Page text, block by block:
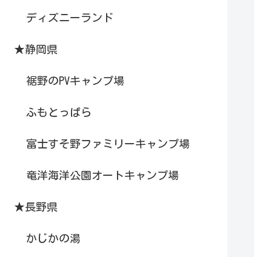
ディズニーランド
★静岡県
裾野のPVキャンプ場
ふもとっぱら
富士すそ野ファミリーキャンプ場
竜洋海洋公園オートキャンプ場
★長野県
かじかの湯